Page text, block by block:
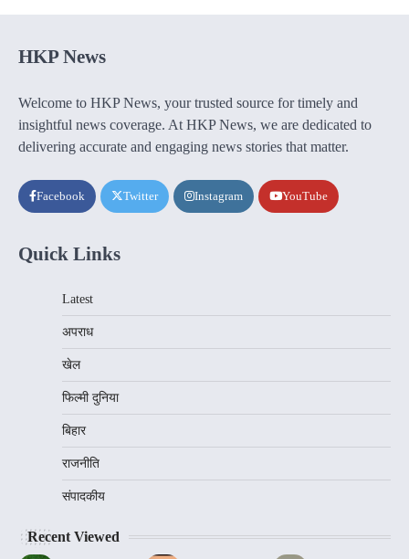
HKP News
Welcome to HKP News, your trusted source for timely and
insightful news coverage. At HKP News, we are dedicated to
delivering accurate and engaging news stories that matter.
Facebook Twitter Instagram YouTube
Quick Links
Latest
अपराध
खेल
फिल्मी दुनिया
बिहार
राजनीति
संपादकीय
Recent Viewed